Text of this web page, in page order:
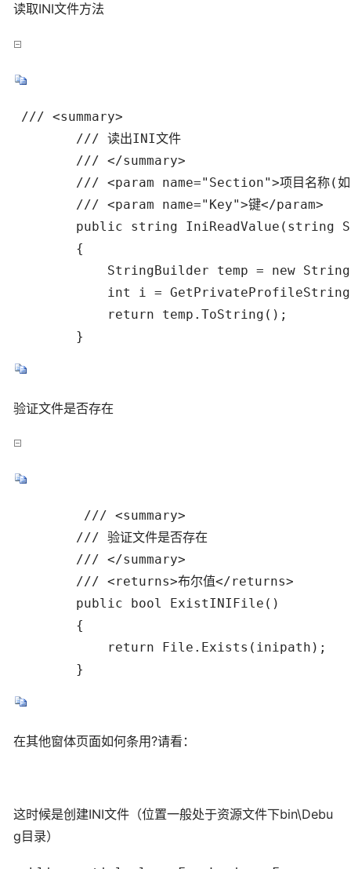
读取INI文件方法
/// <summary>
        /// 读出INI文件
        /// </summary>
/// <param name="Section">项目名称
        /// <param name="Key">键</param>
public string IniReadValue(string
        {
StringBuilder temp = new
int i =
            return temp.ToString();
        }
验证文件是否存在
         /// <summary>
        /// 验证文件是否存在
        /// </summary>
        /// <returns>布尔值</returns>
        public bool ExistINIFile()
        {
            return File.Exists(inipath);
        }
在其他窗体页面如何条用?请看：
这时候是创建INI文件（位置一般处于资源文件下bin\Debu
g目录）